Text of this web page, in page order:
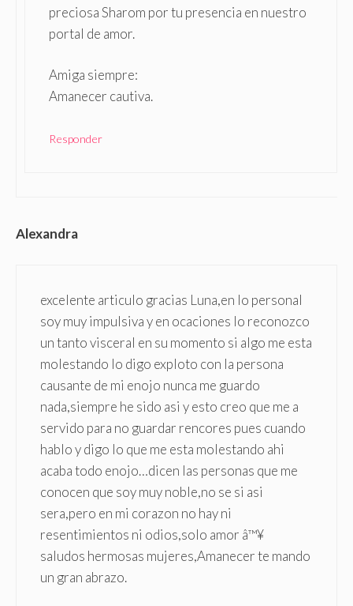
preciosa Sharom por tu presencia en nuestro
portal de amor.
Amiga siempre:
Amanecer cautiva.
Responder
Alexandra
excelente articulo gracias Luna,en lo personal
soy muy impulsiva y en ocaciones lo reconozco
un tanto visceral en su momento si algo me esta
molestando lo digo exploto con la persona
causante de mi enojo nunca me guardo
nada,siempre he sido asi y esto creo que me a
servido para no guardar rencores pues cuando
hablo y digo lo que me esta molestando ahi
acaba todo enojo…dicen las personas que me
conocen que soy muy noble,no se si asi
sera,pero en mi corazon no hay ni
resentimientos ni odios,solo amor â™¥
saludos hermosas mujeres,Amanecer te mando
un gran abrazo.